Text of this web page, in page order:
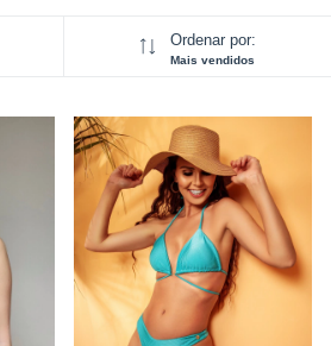
Ordenar por:
Mais vendidos